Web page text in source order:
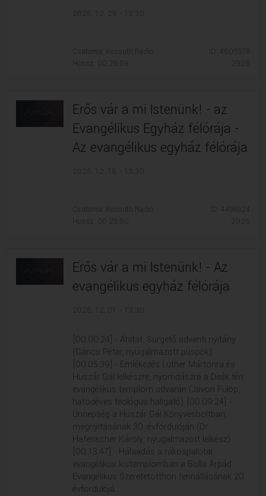
Csatorna: Kossuth Rádió
Hossz: 00:29:59
ID: 4505978
Erős vár a mi Istenünk! - az
Evangélikus Egyház félórája -
Az evangélikus egyház félórája
Csatorna: Kossuth Rádió
Hossz: 00:29:50
ID: 4498924
Erős vár a mi Istenünk! - Az
evangélikus egyház félórája
[00:00:24] - Áhítat: Sürgető adventi nyitány
(Gáncs Péter, nyugalmazott püspök)
[00:05:39] - Emlékezés Luther Mártonra és
Huszár Gál lelkészre, nyomdászra a Deák téri
evangélikus templom udvarán (Jávori Fülöp,
hatodéves teológus hallgató) [00:09:24] -
Ünnepség a Huszár Gál Könyvesboltban,
megnyitásának 30. évfordulóján (Dr.
Hafenscher Károly, nyugalmazott lelkész)
[00:13:47] - Hálaadás a rákospalotai
evangélikus kistemplomban a Bolla Árpád
Evangélikus Szeretetotthon fennállásának 20.
évfordulójá...